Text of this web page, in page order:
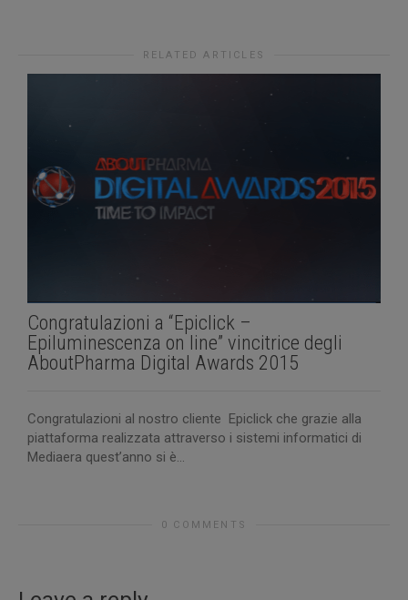
RELATED ARTICLES
Congratulazioni a “Epiclick –
Epiluminescenza on line” vincitrice degli
AboutPharma Digital Awards 2015
Congratulazioni al nostro cliente Epiclick che grazie alla
piattaforma realizzata attraverso i sistemi informatici di
Mediaera quest’anno si è...
0 COMMENTS